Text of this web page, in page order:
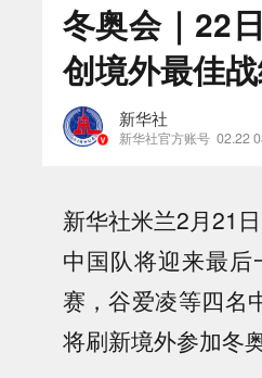
冬奥会｜22
创境外最佳
新华社
新华社官方账号 02.22
新华社米兰2月21
中国队将迎来最
赛，谷爱凌等四名
将刷新境外参加冬